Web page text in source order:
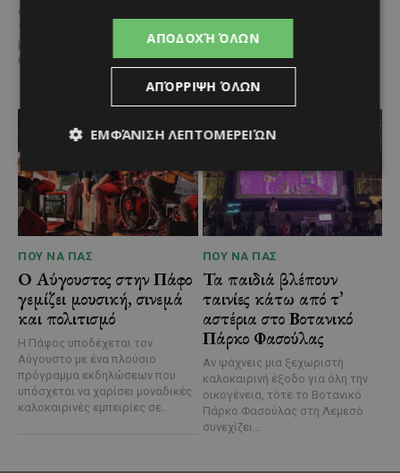
ανθρώπινη απερισκεψία έφερε
την Κύπρο ένα βήμα πριν από μια
μεγάλη οικολογική
καταστροφή....
βαρεθείς. Μέσα...
ΠΟΥ ΝΑ ΠΑΣ
Ο Αύγουστος στην Πάφο
γεμίζει μουσική, σινεμά
και πολιτισμό
Η Πάφος υποδέχεται τον
Αύγουστο με ένα πλούσιο
πρόγραμμα εκδηλώσεων που
υπόσχεται να χαρίσει μοναδικές
καλοκαιρινές εμπειρίες σε...
ΠΟΥ ΝΑ ΠΑΣ
Τα παιδιά βλέπουν
ταινίες κάτω από τ’
αστέρια στο Βοτανικό
Πάρκο Φασούλας
Αν ψάχνεις μια ξεχωριστή
καλοκαιρινή έξοδο για όλη την
οικογένεια, τότε το Βοτανικό
Πάρκο Φασούλας στη Λεμεσό
συνεχίζει...
ΑΠΟΔΟΧΉ ΌΛΩΝ
ΑΠΌΡΡΙΨΗ ΌΛΩΝ
ΕΜΦΆΝΙΣΗ ΛΕΠΤΟΜΕΡΕΙΏΝ